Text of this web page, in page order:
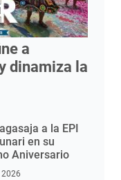
a
dinamiza la
a la EPI
en su
Aniversario